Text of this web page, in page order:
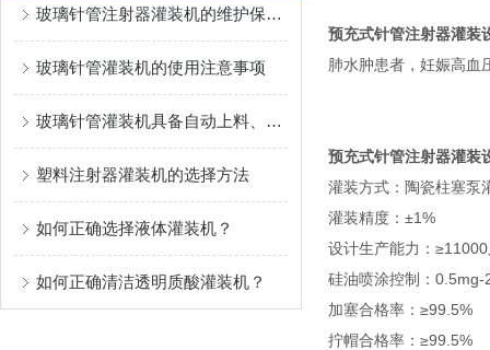
玻璃针管注射器灌装机的维护保养方法
玻璃针管灌装机的使用注意事项
玻璃针管灌装机具备自动上料、灌装、封口功能
塑料注射器灌装机的选择方法
如何正确选择液体灌装机？
如何正确清洁透明质酸灌装机？
预充式针管注射器灌装
肺水肿患者，妊娠高血
预充式针管注射器灌装
灌装方式：陶瓷柱塞泵
灌装精度：±1%
设计生产能力：
硅油喷涂控制：
加塞合格率：≥99.5%
拧帽合格率：≥99.5%